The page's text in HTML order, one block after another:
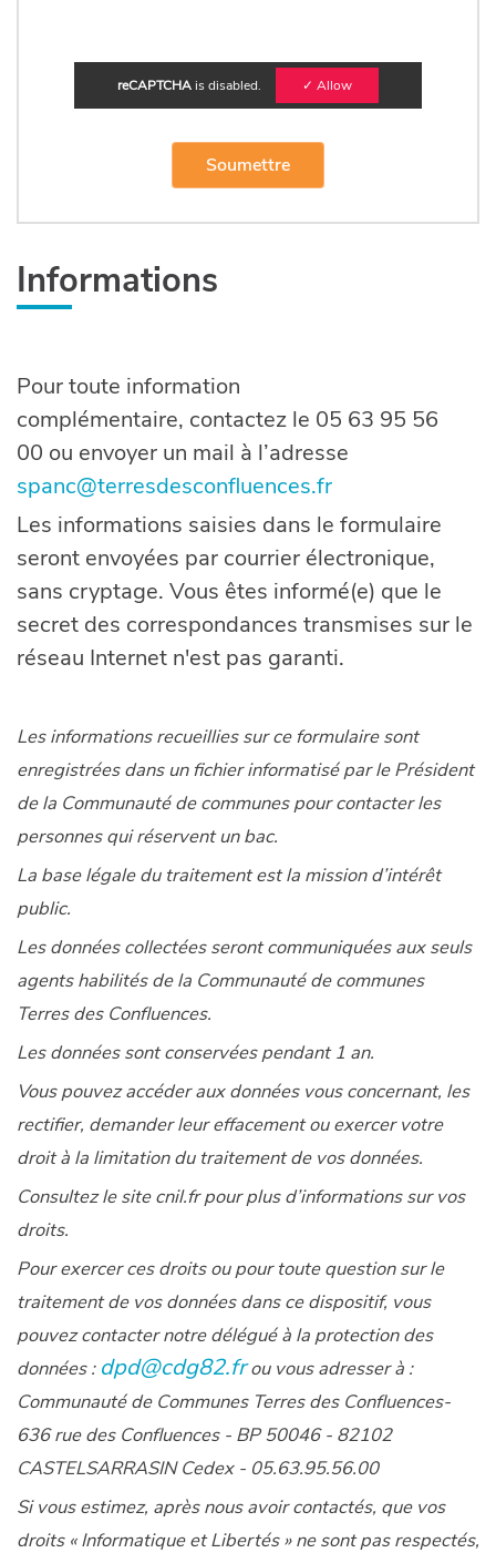
reCAPTCHAis disabled. ✓ Allow
Informations
Pour toute information
complémentaire, contactez le 05 63 95 56
00 ou envoyer un mail à l’adresse
spanc@terresdesconfluences.fr
Les informations saisies dans le formulaire
seront envoyées par courrier électronique,
sans cryptage. Vous êtes informé(e) que le
secret des correspondances transmises sur le
réseau Internet n'est pas garanti.
Les informations recueillies sur ce formulaire sont
enregistrées dans un fichier informatisé par le Président
de la Communauté de communes pour contacter les
personnes qui réservent un bac.
La base légale du traitement est la mission d’intérêt
public.
Les données collectées seront communiquées aux seuls
agents habilités de la Communauté de communes
Terres des Confluences.
Les données sont conservées pendant 1 an.
Vous pouvez accéder aux données vous concernant, les
rectifier, demander leur effacement ou exercer votre
droit à la limitation du traitement de vos données.
Consultez le site cnil.fr pour plus d’informations sur vos
droits.
Pour exercer ces droits ou pour toute question sur le
traitement de vos données dans ce dispositif, vous
pouvez contacter notre délégué à la protection des
données : dpd@cdg82.frou vous adresser à :
Communauté de Communes Terres des Confluences-
636 rue des Confluences - BP 50046 - 82102
CASTELSARRASIN Cedex - 05.63.95.56.00
Si vous estimez, après nous avoir contactés, que vos
droits « Informatique et Libertés » ne sont pas respectés,